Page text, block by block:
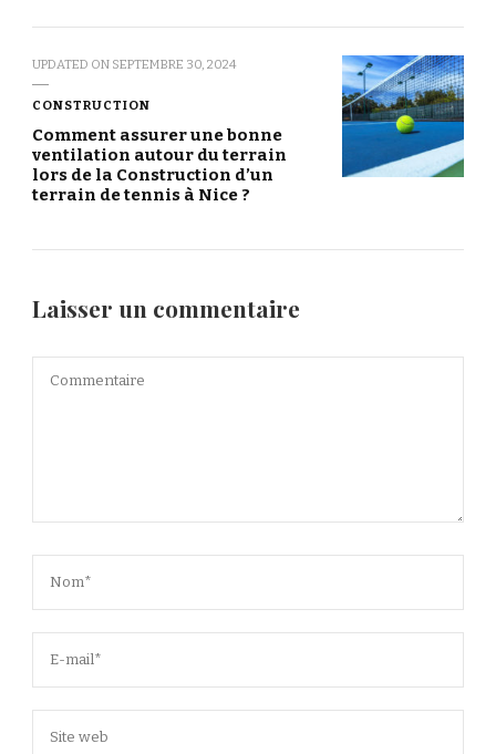
UPDATED ON SEPTEMBRE 30, 2024
CONSTRUCTION
Comment assurer une bonne
ventilation autour du terrain
lors de la Construction d’un
terrain de tennis à Nice ?
Laisser un commentaire